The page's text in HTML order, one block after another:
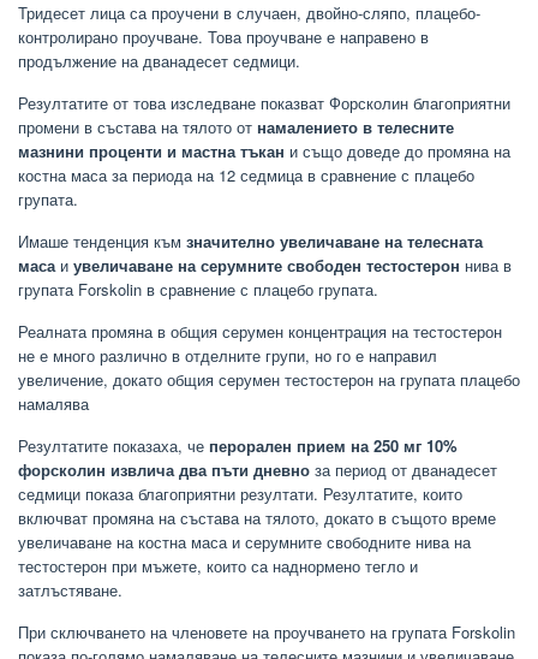
Тридесет лица са проучени в случаен, двойно-сляпо, плацебо-
контролирано проучване. Това проучване е направено в
продължение на дванадесет седмици.
Резултатите от това изследване показват Форсколин благоприятни
промени в състава на тялото от намалението в телесните
мазнини проценти и мастна тъкан и също доведе до промяна на
костна маса за периода на 12 седмица в сравнение с плацебо
групата.
Имаше тенденция към значително увеличаване на телесната
масаи увеличаване на серумните свободен тестостерон нива в
групата Forskolin в сравнение с плацебо групата.
Реалната промяна в общия серумен концентрация на тестостерон
не е много различно в отделните групи, но го е направил
увеличение, докато общия серумен тестостерон на групата плацебо
намалява
Резултатите показаха, че перорален прием на 250 мг 10%
форсколин извлича два пъти дневно за период от дванадесет
седмици показа благоприятни резултати. Резултатите, които
включват промяна на състава на тялото, докато в същото време
увеличаване на костна маса и серумните свободните нива на
тестостерон при мъжете, които са наднормено тегло и
затлъстяване.
При сключването на членовете на проучването на групата Forskolin